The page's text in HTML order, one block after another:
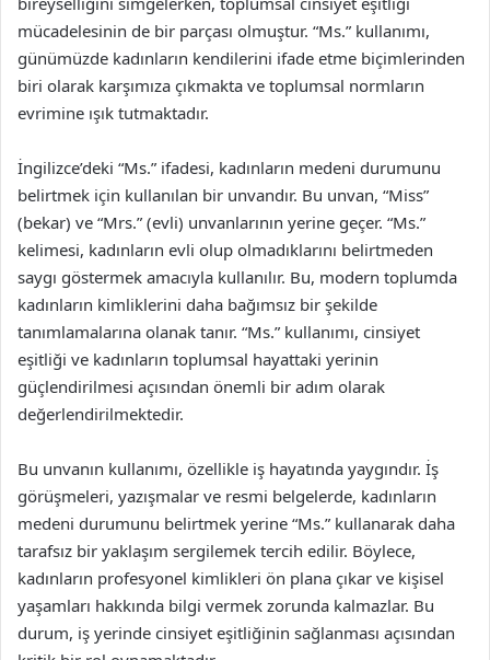
mücadelesinin de bir parçası olmuştur. “Ms.” kullanımı,
günümüzde kadınların kendilerini ifade etme biçimlerinden
biri olarak karşımıza çıkmakta ve toplumsal normların
evrimine ışık tutmaktadır.
İngilizce’deki “Ms.” ifadesi, kadınların medeni durumunu
belirtmek için kullanılan bir unvandır. Bu unvan, “Miss”
(bekar) ve “Mrs.” (evli) unvanlarının yerine geçer. “Ms.”
kelimesi, kadınların evli olup olmadıklarını belirtmeden
saygı göstermek amacıyla kullanılır. Bu, modern toplumda
kadınların kimliklerini daha bağımsız bir şekilde
tanımlamalarına olanak tanır. “Ms.” kullanımı, cinsiyet
eşitliği ve kadınların toplumsal hayattaki yerinin
güçlendirilmesi açısından önemli bir adım olarak
değerlendirilmektedir.
Bu unvanın kullanımı, özellikle iş hayatında yaygındır. İş
görüşmeleri, yazışmalar ve resmi belgelerde, kadınların
medeni durumunu belirtmek yerine “Ms.” kullanarak daha
tarafsız bir yaklaşım sergilemek tercih edilir. Böylece,
kadınların profesyonel kimlikleri ön plana çıkar ve kişisel
yaşamları hakkında bilgi vermek zorunda kalmazlar. Bu
durum, iş yerinde cinsiyet eşitliğinin sağlanması açısından